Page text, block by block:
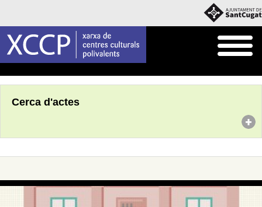
Cerca d'actes